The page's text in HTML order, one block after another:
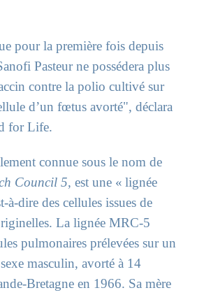
pour la première fois depuis
Pasteur ne possédera plus
contre la polio cultivé sur
d’un fœtus avorté", déclara
for Life.
connue sous le nom de
Council 5, est une « lignée
à-dire des cellules issues de
La lignée MRC-5
pulmonaires prélevées sur un
masculin, avorté à 14
Bretagne en 1966. Sa mère